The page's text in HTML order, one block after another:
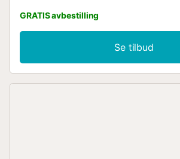
beliggende på en generøs 1100 m2 tomt
mot sør, som gir strålende naturlig lys
dørene til den private heisen åpner seg,
fantastisk panoramautsikt over havet og
er virkelig eksepsjonell! Stue og
GRATIS avbestilling
Se tilbud